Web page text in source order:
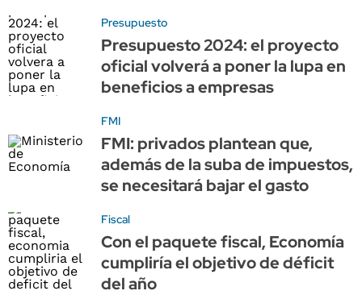
Presupuesto
Presupuesto 2024: el proyecto
oficial volverá a poner la lupa en
beneficios a empresas
FMI
FMI: privados plantean que,
además de la suba de impuestos,
se necesitará bajar el gasto
Fiscal
Con el paquete fiscal, Economía
cumpliría el objetivo de déficit
del año